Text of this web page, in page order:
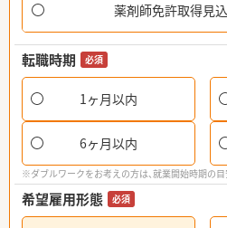
薬剤師免許取得見込
転職時期 必須
1ヶ月以内
6ヶ月以内
※ダブルワークをお考えの方は、就業開始時期の
希望雇用形態 必須